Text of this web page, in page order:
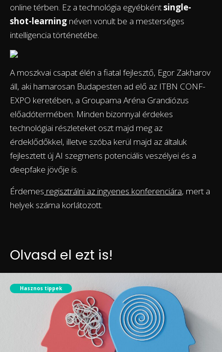
online térben. Ez a technológia egyébkéntsingle-
shot-learning néven vonult be a mesterséges
intelligencia történetébe.
A moszkvai csapat élén a fiatal fejlesztő, Egor Zakharov
áll, aki hamarosan Budapesten ad elő az ITBN CONF-
EXPO keretében, a Groupama Aréna Grandiózus
előadótermében. Minden bizonnyal érdekes
technológiai részleteket oszt majd meg az
érdeklődőkkel, illetve szóba kerül majd az általuk
fejlesztett új AI szegmens potenciális veszélyei és a
deepfake jövője is.
Érdemes regisztrálni az ingyenes konferenciára, mert a
helyek száma korlátozott.
Olvasd el ezt is!
Hasznos tippek